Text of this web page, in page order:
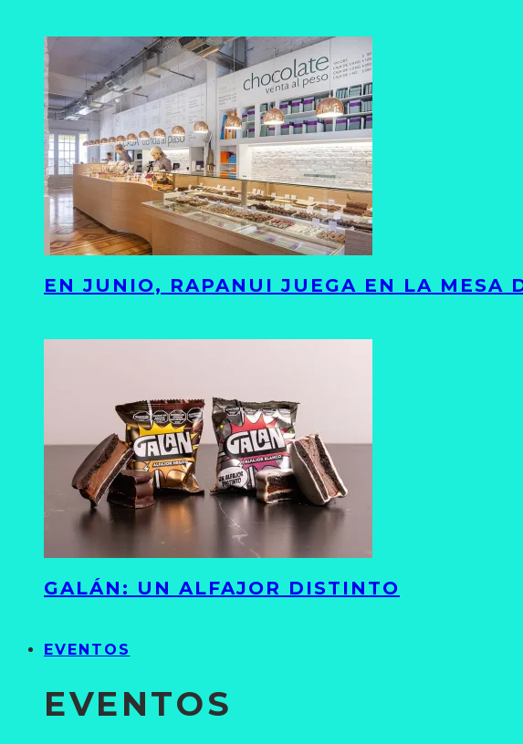
EN JUNIO, RAPANUI JUEGA EN LA MESA
GALÁN: UN ALFAJOR DISTINTO
EVENTOS
EVENTOS